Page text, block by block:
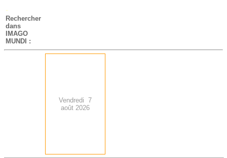
-
Rechercher
dans
IMAGO
MUNDI :
Vendredi 7
août 2026